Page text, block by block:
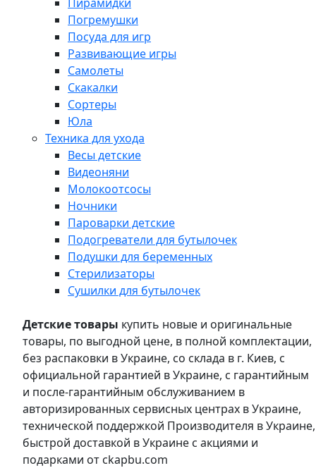
Погремушки
Посуда для игр
Развивающие игры
Самолеты
Скакалки
Сортеры
Юла
Техника для ухода
Весы детские
Видеоняни
Молокоотсосы
Ночники
Пароварки детские
Подогреватели для бутылочек
Подушки для беременных
Стерилизаторы
Сушилки для бутылочек
Детские товары купить новые и оригинальные
товары, по выгодной цене, в полной комплектации,
без распаковки в Украине, со склада в г. Киев, с
официальной гарантией в Украине, с гарантийным
и после-гарантийным обслуживанием в
авторизированных сервисных центрах в Украине,
технической поддержкой Производителя в Украине,
быстрой доставкой в Украине с акциями и
подарками от ckapbu.com